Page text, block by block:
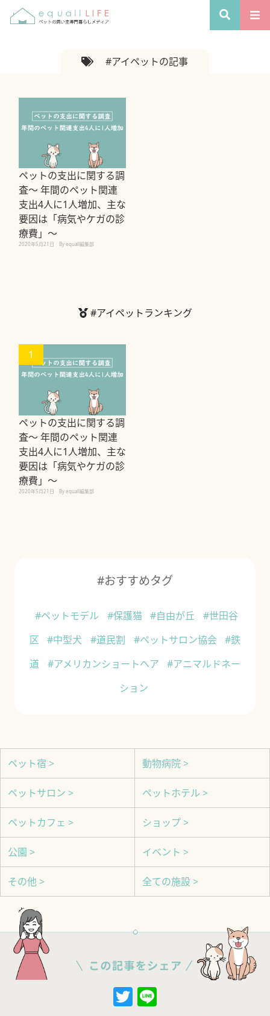
#アイペットの記事
ペットの支出に関する調
査～ 年間のペット関連
支出4人に1人増加、主な
要因は「病気やケガの診
療費」～
2020年5月21日 By equall編集部
#アイペットランキング
1
ペットの支出に関する調
査～ 年間のペット関連
支出4人に1人増加、主な
要因は「病気やケガの診
療費」～
2020年5月21日 By equall編集部
#おすすめタグ
#ペットモデル #保護猫 #自由が丘
#世田谷
区
#中型犬 #道民割 #ペットサロン協会 #鉄
道
#アメリカンショートヘア
#アニマルドネー
ション
ペット宿 > 動物病院 >
ペットサロン > ペットホテル >
ペットカフェ > ショップ >
公園 > イベント >
その他 > 全ての施設 >
Twitter